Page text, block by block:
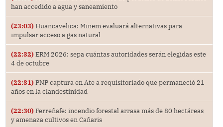
han accedido a agua y saneamiento
(23:03) Huancavelica: Minem evaluará alternativas para
impulsar acceso a gas natural
(22:32) ERM 2026: sepa cuántas autoridades serán elegidas este
4 de octubre
(22:31) PNP captura en Ate a requisitoriado que permaneció 21
años en la clandestinidad
(22:30) Ferreñafe: incendio forestal arrasa más de 80 hectáreas
y amenaza cultivos en Cañaris